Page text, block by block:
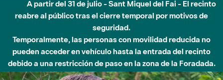
A partir del 31 de julio - Sant Miquel del Fai - El recinto
reabre al público tras el cierre temporal por motivos de
seguridad.
Temporalmente, las personas con movilidad reducida no
pueden acceder en vehículo hasta la entrada del recinto
debido a una restricción de paso en la zona de la Foradada.